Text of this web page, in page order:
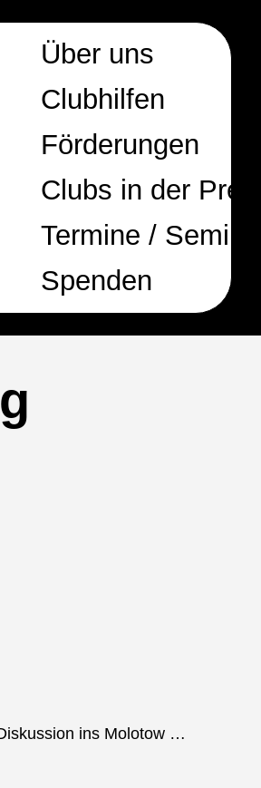
Über uns
Clubhilfen
Förderungen
Clubs in der
Termine /
Spenden
ins Molotow …